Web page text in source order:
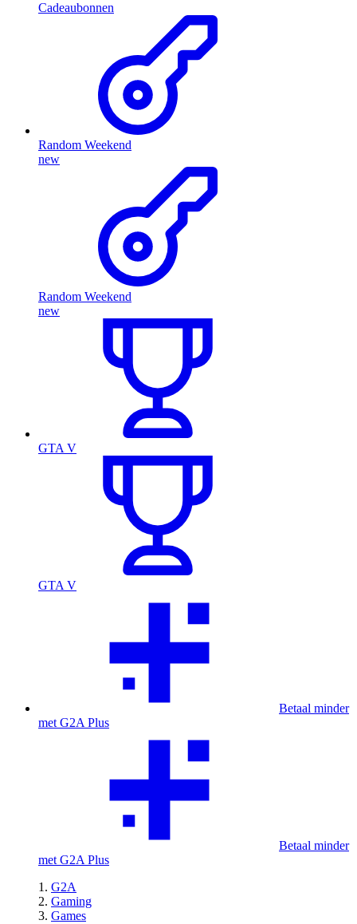
Cadeaubonnen
Random Weekend
new
Random Weekend
new
GTA V
GTA V
Betaal minder
met G2A Plus
Betaal minder
met G2A Plus
G2A
Gaming
Games